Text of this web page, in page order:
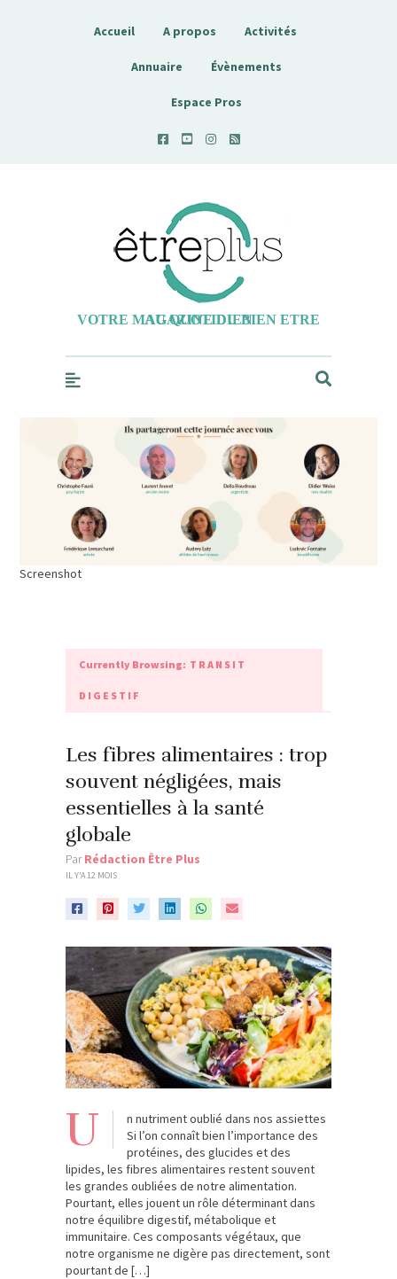
Accueil A propos Activités
Annuaire Évènements
Espace Pros
Etreplus
VOTRE MAGAZINE DU BIEN ETRE AU QUOTIDIEN
Screenshot
Currently Browsing: TRANSIT
DIGESTIF
Les fibres alimentaires : trop
souvent négligées, mais
essentielles à la santé
globale
ParRédaction Être Plus
IL Y'A 12 MOIS
U
n nutriment oublié dans nos assiettes
Si l’on connaît bien l’importance des
protéines, des glucides et des
lipides, les fibres alimentaires restent souvent
les grandes oubliées de notre alimentation.
Pourtant, elles jouent un rôle déterminant dans
notre équilibre digestif, métabolique et
immunitaire. Ces composants végétaux, que
notre organisme ne digère pas directement, sont
pourtant de […]